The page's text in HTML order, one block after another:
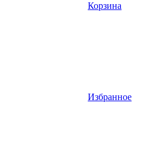
Корзина
Избранное